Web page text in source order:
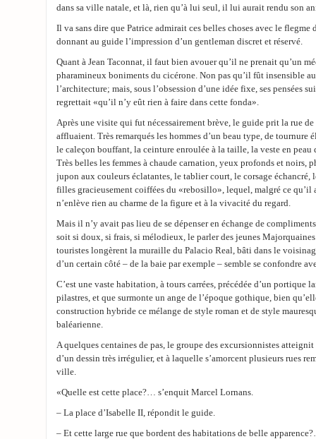
dans sa ville natale, et là, rien qu’à lui seul, il lui aurait rendu son
Il va sans dire que Patrice admirait ces belles choses avec le flegme
donnant au guide l’impression d’un gentleman discret et réservé.
Quant à Jean Taconnat, il faut bien avouer qu’il ne prenait qu’un
pharamineux boniments du cicérone. Non pas qu’il fût insensible
l’architecture; mais, sous l’obsession d’une idée fixe, ses pensées
regrettait «qu’il n’y eût rien à faire dans cette fonda».
Après une visite qui fut nécessairement brève, le guide prit la rue de
affluaient. Très remarqués les hommes d’un beau type, de tournure
le caleçon bouffant, la ceinture enroulée à la taille, la veste en peau
Très belles les femmes à chaude carnation, yeux profonds et noirs,
jupon aux couleurs éclatantes, le tablier court, le corsage échancré,
filles gracieusement coiffées du «rebosillo», lequel, malgré ce qu’il
n’enlève rien au charme de la figure et à la vivacité du regard.
Mais il n’y avait pas lieu de se dépenser en échange de
soit si doux, si frais, si mélodieux, le parler des jeunes
touristes longèrent la muraille du Palacio Real, bâti dans le
d’un certain côté – de la baie par exemple – semble se confondre
C’est une vaste habitation, à tours carrées, précédée d’un portique
pilastres, et que surmonte un ange de l’époque gothique, bien
construction hybride ce mélange de style roman et de style
baléarienne.
A quelques centaines de pas, le groupe des excursionnistes atteignit
d’un dessin très irrégulier, et à laquelle s’amorcent plusieurs rues
ville.
«Quelle est cette place?… s’enquit Marcel Lornans.
– La place d’Isabelle II, répondit le guide.
– Et cette large rue que bordent des habitations de belle